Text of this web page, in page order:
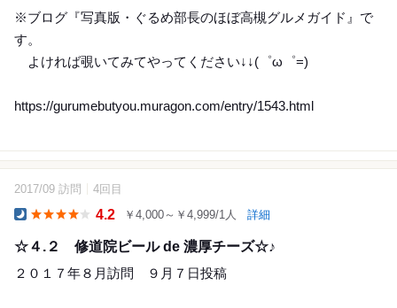
※ブログ『写真版・ぐるめ部長のほぼ高槻グルメガイド』で
す。
よければ覗いてみてやってください↓↓(゜ω゜=)
https://gurumebutyou.muragon.com/entry/1543.html
12
2017/09 訪問 4回目
4.2 ￥4,000～￥4,999/1人 詳細
☆４.２ 修道院ビール de 濃厚チーズ☆♪
２０１７年８月訪問 ９月７日投稿